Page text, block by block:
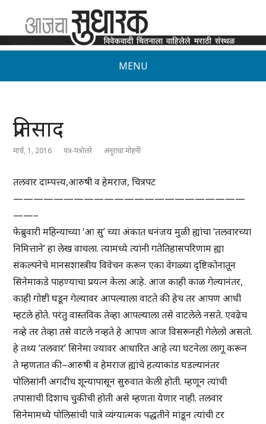
MENU
प्रतिसाद
मार्च, 1, 2016 पत्र-पत्रोत्तरे अनुराधा मोहनी
तलवार दाम्पत्त्य,आरुषी व हेमराज, चित्रपट
———————————————————————
——–
फेब्रुवारी महिन्याच्या ‘आ सु’ च्या अंकात धनंजय मुळी ह्यांचा ‘तलवारच्या
निमित्ताने’ हा लेख वाचला. त्यामध्ये त्यांनी गतेतिहासपरिणाम ह्या
संकल्पनेचे मानसशास्त्रीय विवेचन करून एका वेगळ्या दृष्टिकोनातून
सिनेमाकडे पाहण्याचा प्रयत्न केला आहे. आज काही काळ गेल्यानंतर,
काही गोष्टी घडून गेल्यावर आपल्याला वाटते की हेच तर आपण आधी
म्हटले होते. परंतु वास्तविक तेव्हा आपल्याला तसे वाटलेले नसते. एवढेच
नव्हे तर तेव्हा तसे वाटले नव्हते हे आपण आज विसरूनही गेलेलो असतो.
हे तथ्य ‘तलवार’ सिनेमा ज्यावर आधारित आहे त्या घटनेला लागू करून
ते म्हणतात की–आरुषी व हेमराज ह्यांचे हत्याकांड घडल्यानंतर
पोलिसांनी अगदीच शून्यापासून सुरुवात केली होती. म्हणून त्यांची
तपासाची दिशाच चुकीची होती असे म्हणता येणार नाही. तलवार
सिनेमामध्ये पोलिसांची पात्रे व्यंग्यात्मक पद्धतीने मांडून त्यांची टर